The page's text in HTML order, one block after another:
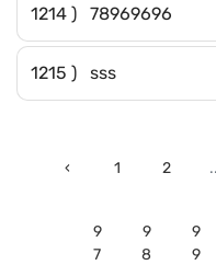
1214 ) 78969696
1215 ) sss
‹ 1 2
9
7
9
8
9
9